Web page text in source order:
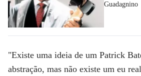
Guadagnino
"Existe uma ideia de um Patrick
abstração, mas não existe um eu